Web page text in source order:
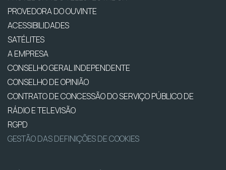
PROVEDORA DO OUVINTE
ACESSIBILIDADES
SATÉLITES
A EMPRESA
CONSELHO GERAL INDEPENDENTE
CONSELHO DE OPINIÃO
CONTRATO DE CONCESSÃO DO SERVIÇO PÚBLICO DE
RÁDIO E TELEVISÃO
RGPD
GESTÃO DAS DEFINIÇÕES DE COOKIES